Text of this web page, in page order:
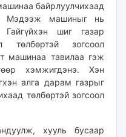
байрлуулчихаад
Мэдээж машиныг нь
шиг газар
төлбөртэй зогсоол
машинаа тавилаа гэж
хэмжигдэнэ. Хэн
алга дарам газрыг
төлбөртэй зогсоол
хууль бусаар